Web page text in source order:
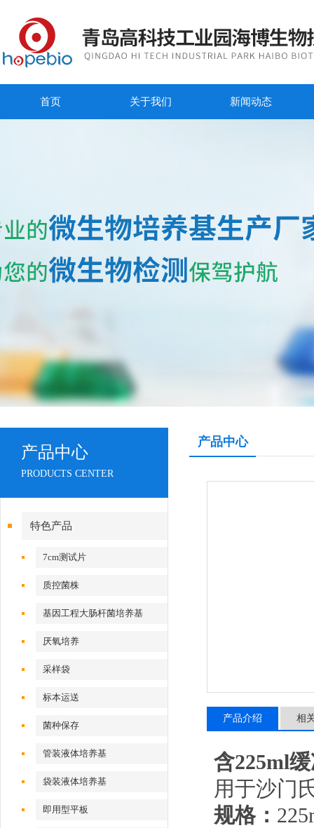
首页 关于我们 新闻动态
产品中心
PRODUCTS CENTER
特色产品
7cm测试片
质控菌株
基因工程大肠杆菌培养基
厌氧培养
采样袋
标本运送
菌种保存
管装液体培养基
袋装液体培养基
即用型平板
产品中心
产品介绍 相
含225ml
用于沙门
规格：